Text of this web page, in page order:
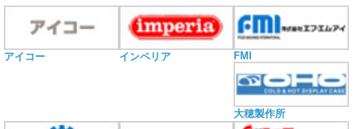
アイコー インペリア FMI
大穂製作所